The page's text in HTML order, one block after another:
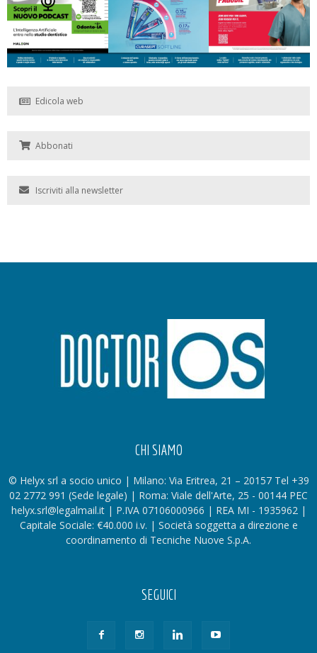
Edicola web
Abbonati
Iscriviti alla newsletter
CHI SIAMO
© Helyx srl a socio unico | Milano: Via Eritrea, 21 – 20157 Tel +39
02 2772 991 (Sede legale) | Roma: Viale dell'Arte, 25 - 00144 PEC
helyx.srl@legalmail.it | P.IVA 07106000966 | REA MI - 1935962 |
Capitale Sociale: €40.000 i.v. | Società soggetta a direzione e
coordinamento di Tecniche Nuove S.p.A.
SEGUICI